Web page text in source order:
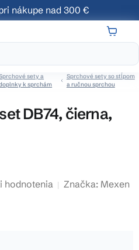
nákupe nad 300 €
sety a
k sprchám
Sprchové sety so stĺpom
a ručnou sprchou
DB74, čierna,
hodnotenia Značka: Mexen